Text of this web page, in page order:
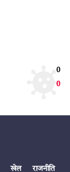
0
0
खेल राजनीति